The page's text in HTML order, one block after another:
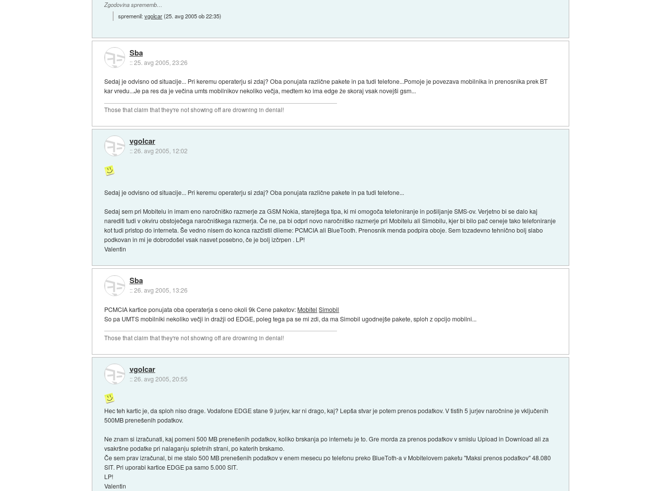
Zgodovina sprememb…
spremenil:vgolcar(25. avg 2005 ob 22:35)
Sba
::25. avg 2005, 23:26
Sedaj je odvisno od situacije... Pri keremu operaterju si zdaj? Oba ponujata različne pakete in pa tudi telefone...Pomoje je povezava mobilnika in prenosnika prek BT
kar vredu...Je pa res da je večina umts mobilnikov nekoliko večja, medtem ko ima edge že skoraj vsak novejši gsm...
Those that claim that they're not showing off are drowning in denial!
vgolcar
::26. avg 2005, 12:02
Sedaj je odvisno od situacije... Pri keremu operaterju si zdaj? Oba ponujata različne pakete in pa tudi telefone...
Sedaj sem pri Mobitelu in imam eno naročniško razmerje za GSM Nokia, starejšega tipa, ki mi omogoča telefoniranje in pošiljanje SMS-ov. Verjetno bi se dalo kaj
narediti tudi v okviru obstoječega naročniškega razmerja. Če ne, pa bi odprl novo naročniško razmerje pri Mobitelu ali Simobilu, kjer bi bilo pač ceneje tako telefoniranje
kot tudi pristop do interneta. Še vedno nisem do konca razčistil dileme: PCMCIA ali BlueTooth. Prenosnik menda podpira oboje. Sem tozadevno tehnično bolj slabo
podkovan in mi je dobrodošel vsak nasvet posebno, če je bolj izčrpen . LP!
Valentin
Sba
::26. avg 2005, 13:26
PCMCIA kartice ponujata oba operaterja s ceno okoli 9k Cene paketov: Mobitel Simobil
So pa UMTS mobilniki nekoliko večji in dražji od EDGE, poleg tega pa se mi zdi, da ma Simobil ugodnejše pakete, sploh z opcijo mobilni...
Those that claim that they're not showing off are drowning in denial!
vgolcar
::26. avg 2005, 20:55
Hec teh kartic je, da sploh niso drage. Vodafone EDGE stane 9 jurjev, kar ni drago, kaj? Lepša stvar je potem prenos podatkov. V tistih 5 jurjev naročnine je vključenih
500MB prenešenih podatkov.
Ne znam si izračunati, kaj pomeni 500 MB prenešenih podatkov, koliko brskanja po internetu je to. Gre morda za prenos podatkov v smislu Upload in Download ali za
vsakršne podatke pri nalaganju spletnih strani, po katerih brskamo.
Če sem prav izračunal, bi me stalo 500 MB prenešenih podatkov v enem mesecu po telefonu preko BlueToth-a v Mobitelovem paketu "Maksi prenos podatkov" 48.080
SIT. Pri uporabi kartice EDGE pa samo 5.000 SIT.
LP!
Valentin